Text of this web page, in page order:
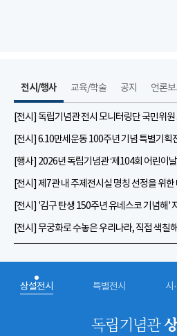
전시/행사
[전시] 독립기념관 전시 모니터링단 국민위원
[행사] 2026년 독립기념관 ‘제104회 어린이날
[전시] 무궁화로 수놓은 우리나라, 직접 색칠
교육/학술 공지 언론
상설전시 특별전시 시
독립기념관